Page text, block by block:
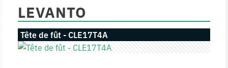
LEVANTO
Tête de fût - CLE17T4A